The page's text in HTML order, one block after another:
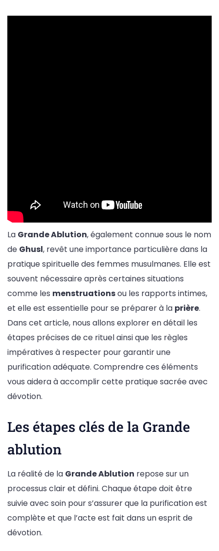
La Grande Ablution, également connue sous le nom
de Ghusl, revêt une importance particulière dans la
pratique spirituelle des femmes musulmanes. Elle est
souvent nécessaire après certaines situations
comme les menstruationsou les rapports intimes,
et elle est essentielle pour se préparer à la prière.
Dans cet article, nous allons explorer en détail les
étapes précises de ce rituel ainsi que les règles
impératives à respecter pour garantir une
purification adéquate. Comprendre ces éléments
vous aidera à accomplir cette pratique sacrée avec
dévotion.
Les étapes clés de la Grande
ablution
La réalité de la Grande Ablution repose sur un
processus clair et défini. Chaque étape doit être
suivie avec soin pour s’assurer que la purification est
complète et que l’acte est fait dans un esprit de
dévotion.